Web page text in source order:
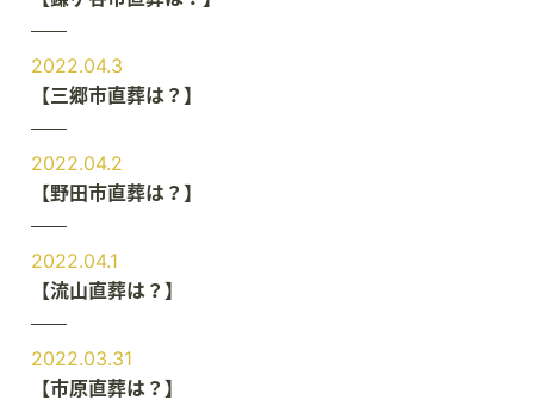
2022.04.3
【三郷市直葬は？】
2022.04.2
【野田市直葬は？】
2022.04.1
【流山直葬は？】
2022.03.31
【市原直葬は？】